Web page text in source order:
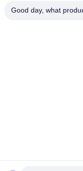
Good day, what